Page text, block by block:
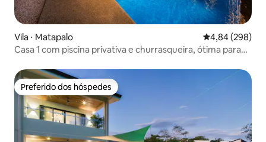
Vila ⋅ Matapalo 4,84 de uma
4,84 (298)
Casa 1 com piscina privativa e churrasqueira, ótima para
Preferido dos hóspedes
Preferido dos hóspedes